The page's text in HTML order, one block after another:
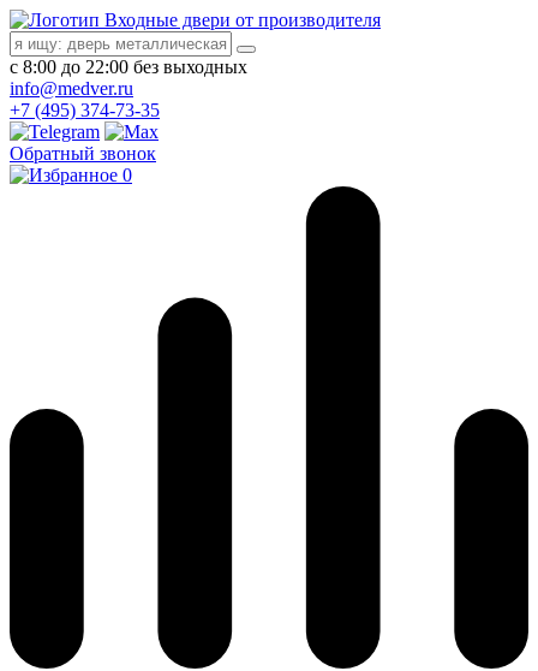
Входные двери от производителя
с 8:00 до 22:00 без выходных
info@medver.ru
+7 (495) 374-73-35
Обратный звонок
0